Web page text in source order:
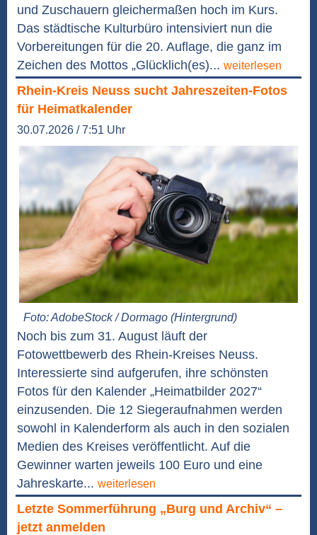
und Zuschauern gleichermaßen hoch im Kurs.
Das städtische Kulturbüro intensiviert nun die
Vorbereitungen für die 20. Auflage, die ganz im
Zeichen des Mottos „Glücklich(es)... weiterlesen
Rhein-Kreis Neuss sucht Jahreszeiten-Fotos
für Heimatkalender
30.07.2026 / 7:51 Uhr
Foto: AdobeStock / Dormago (Hintergrund)
Noch bis zum 31. August läuft der
Fotowettbewerb des Rhein-Kreises Neuss.
Interessierte sind aufgerufen, ihre schönsten
Fotos für den Kalender „Heimatbilder 2027“
einzusenden. Die 12 Siegeraufnahmen werden
sowohl in Kalenderform als auch in den sozialen
Medien des Kreises veröffentlicht. Auf die
Gewinner warten jeweils 100 Euro und eine
Jahreskarte... weiterlesen
Letzte Sommerführung „Burg und Archiv“ –
jetzt anmelden